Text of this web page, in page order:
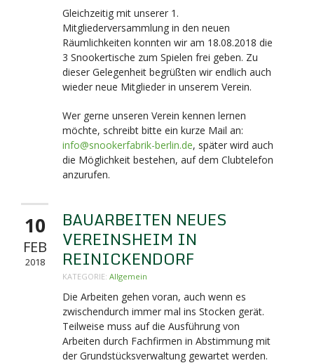
Gleichzeitig mit unserer 1.
Mitgliederversammlung in den neuen
Räumlichkeiten konnten wir am 18.08.2018 die
3 Snookertische zum Spielen frei geben. Zu
dieser Gelegenheit begrüßten wir endlich auch
wieder neue Mitglieder in unserem Verein.
Wer gerne unseren Verein kennen lernen
möchte, schreibt bitte ein kurze Mail an:
info@snookerfabrik-berlin.de, später wird auch
die Möglichkeit bestehen, auf dem Clubtelefon
anzurufen.
10
FEB
2018
BAUARBEITEN NEUES
VEREINSHEIM IN
REINICKENDORF
KATEGORIE: Allgemein
Die Arbeiten gehen voran, auch wenn es
zwischendurch immer mal ins Stocken gerät.
Teilweise muss auf die Ausführung von
Arbeiten durch Fachfirmen in Abstimmung mit
der Grundstücksverwaltung gewartet werden.